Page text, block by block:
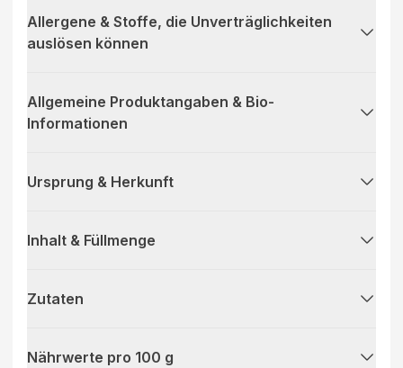
Allergene & Stoffe, die Unverträglichkeiten
auslösen können
Allgemeine Produktangaben & Bio-
Informationen
Ursprung & Herkunft
Inhalt & Füllmenge
Zutaten
Nährwerte pro 100 g